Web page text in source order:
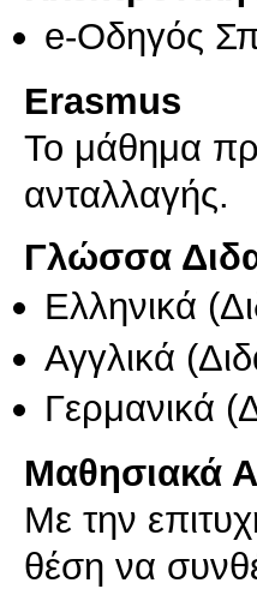
e-Οδηγός
Erasmus
Το μάθημα
ανταλλαγής.
Γλώσσα
Ελληνικά
Αγγλικά
Γερμανικά
Μαθησιακά
Mε την
θέση να